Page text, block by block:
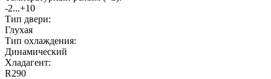
-2...+10
Тип двери:
Глухая
Тип охлаждения:
Динамический
Хладагент:
R290